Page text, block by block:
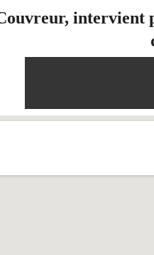
intervient